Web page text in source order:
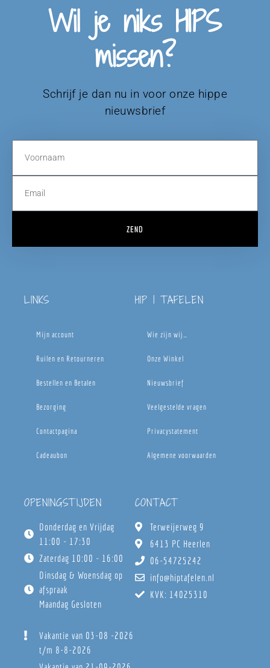
Wil je niks HIPS
missen?
Schrijf je dan nu in voor onze hippe
nieuwsbrief
ZEND
LINKS
Mijn account
Ruilen en Retourneren
Bestellen en Betalen
Bezorging
Contactpagina
Cadeaubon
HIP | TAFELEN
Wie zijn wij…
Onze Winkel
Nieuwsbrief
Veelgestelde vragen
Privacystatement
Algemene voorwaarden
OPENINGSTIJDEN
Donderdag en Vrijdag
11:00 - 17:30
Zaterdag 10:00 - 16:00
Dinsdag & Woensdag op
afspraak
Maandag Gesloten
Vakantie van 03-08 -2026
t/m 8-8-2026
CONTACT
Terweijerweg 9
6413 PC Heerlen
06-54725242
info@hiptafelen.nl
KVK: 14025310